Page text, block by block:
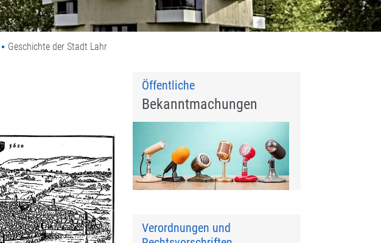
Geschichte der Stadt Lahr
Öffentliche
Bekanntmachungen
Verordnungen und